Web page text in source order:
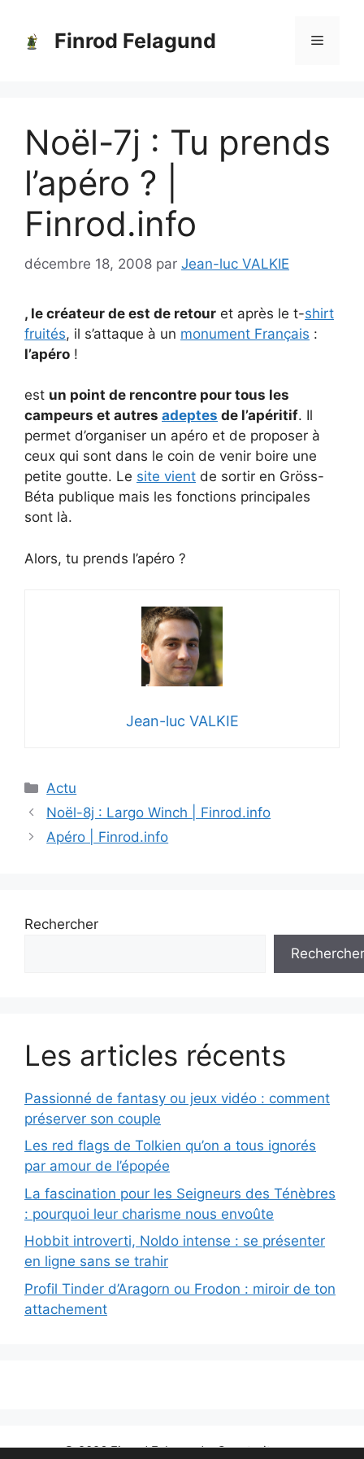
contenu
Finrod Felagund Menu
Noël-7j : Tu prends
l’apéro ? |
Finrod.info
décembre 18, 2008 par Jean-luc VALKIE
, le créateur de est de retour et après le t-shirt
fruités, il s’attaque à un monument Français :
l’apéro !
est un point de rencontre pour tous les
campeurs et autres adeptes de l’apéritif. Il
permet d’organiser un apéro et de proposer à
ceux qui sont dans le coin de venir boire une
petite goutte. Le site vient de sortir en Gröss-
Béta publique mais les fonctions principales
sont là.
Alors, tu prends l’apéro ?
Jean-luc VALKIE
Catégories
Actu
Noël-8j : Largo Winch | Finrod.info
Apéro | Finrod.info
Rechercher
Rechercher
Les articles récents
Passionné de fantasy ou jeux vidéo : comment
préserver son couple
Les red flags de Tolkien qu’on a tous ignorés
par amour de l’épopée
La fascination pour les Seigneurs des Ténèbres
: pourquoi leur charisme nous envoûte
Hobbit introverti, Noldo intense : se présenter
en ligne sans se trahir
Profil Tinder d’Aragorn ou Frodon : miroir de ton
attachement
© 2026 Finrod Felagund• Construit avec